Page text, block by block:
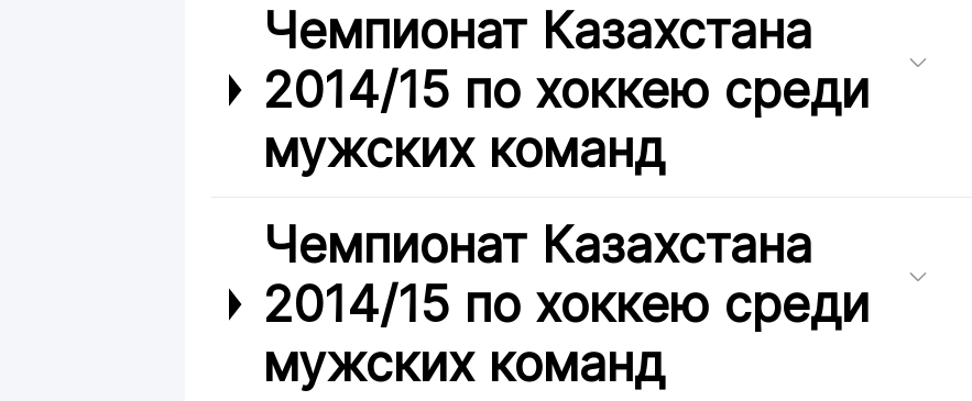
Чемпионат Казахстана
2014/15 по хоккею среди
мужских команд
Чемпионат Казахстана
2014/15 по хоккею среди
мужских команд